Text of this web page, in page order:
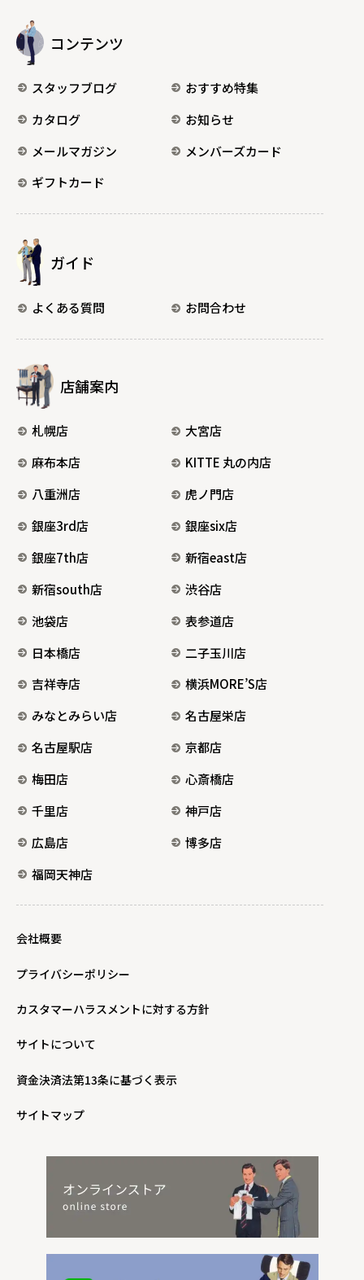
コンテンツ
スタッフブログ
おすすめ特集
カタログ
お知らせ
メールマガジン
メンバーズカード
ギフトカード
ガイド
よくある質問 お問合わせ
店舗案内
札幌店
大宮店
麻布本店
KITTE 丸の内店
八重洲店
虎ノ門店
銀座3rd店
銀座six店
銀座7th店
新宿east店
新宿south店
渋谷店
池袋店
表参道店
日本橋店
二子玉川店
吉祥寺店
横浜MORE’S店
みなとみらい店
名古屋栄店
名古屋駅店
京都店
梅田店
心斎橋店
千里店
神戸店
広島店
博多店
福岡天神店
会社概要
プライバシーポリシー
カスタマーハラスメントに対する方針
サイトについて
資金決済法第13条に基づく表示
サイトマップ